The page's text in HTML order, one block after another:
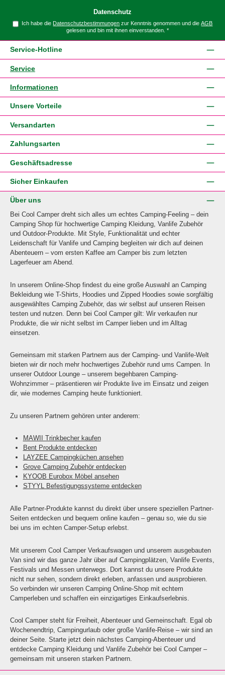
Datenschutz
Ich habe dieDatenschutzbestimmungen zur Kenntnis genommen und dieAGB
gelesen und bin mit ihnen einverstanden. *
Service-Hotline
Service
Informationen
Unsere Vorteile
Versandarten
Zahlungsarten
Geschäftsadresse
Sicher Einkaufen
Über uns
Bei Cool Camper dreht sich alles um echtes Camping-Feeling – dein
Camping Shop für hochwertige Camping Kleidung, Vanlife Zubehör
und Outdoor-Produkte. Mit Style, Funktionalität und echter
Leidenschaft für Vanlife und Camping begleiten wir dich auf deinen
Abenteuern – vom ersten Kaffee am Camper bis zum letzten
Lagerfeuer am Abend.
In unserem Online-Shop findest du eine große Auswahl an Camping
Bekleidung wie T-Shirts, Hoodies und Zipped Hoodies sowie sorgfältig
ausgewähltes Camping Zubehör, das wir selbst auf unseren Reisen
testen und nutzen. Denn bei Cool Camper gilt: Wir verkaufen nur
Produkte, die wir nicht selbst im Camper lieben und im Alltag
einsetzen.
Gemeinsam mit starken Partnern aus der Camping- und Vanlife-Welt
bieten wir dir noch mehr hochwertiges Zubehör rund ums Campen. In
unserer Outdoor Lounge – unserem begehbaren Camping-
Wohnzimmer – präsentieren wir Produkte live im Einsatz und zeigen
dir, wie modernes Camping heute funktioniert.
Zu unseren Partnern gehören unter anderem:
MAWII Trinkbecher kaufen
Bent Produkte entdecken
LAYZEE Campingküchen ansehen
Grove Camping Zubehör entdecken
KYOOB Eurobox Möbel ansehen
STYYL Befestigungssysteme entdecken
Alle Partner-Produkte kannst du direkt über unsere speziellen Partner-
Seiten entdecken und bequem online kaufen – genau so, wie du sie
bei uns im echten Camper-Setup erlebst.
Mit unserem Cool Camper Verkaufswagen und unserem ausgebauten
Van sind wir das ganze Jahr über auf Campingplätzen, Vanlife Events,
Festivals und Messen unterwegs. Dort kannst du unsere Produkte
nicht nur sehen, sondern direkt erleben, anfassen und ausprobieren.
So verbinden wir unseren Camping Online-Shop mit echtem
Camperleben und schaffen ein einzigartiges Einkaufserlebnis.
Cool Camper steht für Freiheit, Abenteuer und Gemeinschaft. Egal ob
Wochenendtrip, Campingurlaub oder große Vanlife-Reise – wir sind an
deiner Seite. Starte jetzt dein nächstes Camping-Abenteuer und
entdecke Camping Kleidung und Vanlife Zubehör bei Cool Camper –
gemeinsam mit unseren starken Partnern.